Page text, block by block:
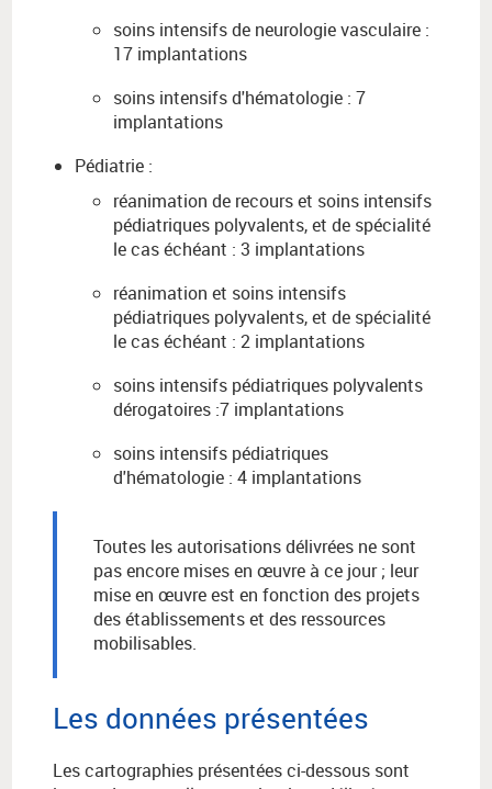
soins intensifs de neurologie vasculaire :
17 implantations
soins intensifs d'hématologie : 7
implantations
Pédiatrie :
réanimation de recours et soins intensifs
pédiatriques polyvalents, et de spécialité
le cas échéant : 3 implantations
réanimation et soins intensifs
pédiatriques polyvalents, et de spécialité
le cas échéant : 2 implantations
soins intensifs pédiatriques polyvalents
dérogatoires :7 implantations
soins intensifs pédiatriques
d'hématologie : 4 implantations
Toutes les autorisations délivrées ne sont
pas encore mises en œuvre à ce jour ; leur
mise en œuvre est en fonction des projets
des établissements et des ressources
mobilisables.
Les données présentées
Les cartographies présentées ci-dessous sont